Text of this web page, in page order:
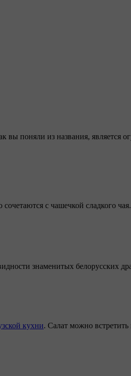
поняли из названия, является
с чашечкой сладкого
знаменитых белорусских
кухни. Салат можно встретить